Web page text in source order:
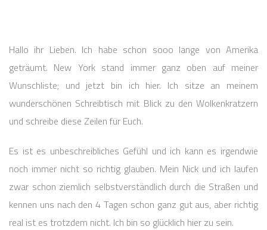
Hallo ihr Lieben. Ich habe schon sooo lange von Amerika
geträumt. New York stand immer ganz oben auf meiner
Wunschliste; und jetzt bin ich hier. Ich sitze an meinem
wunderschönen Schreibtisch mit Blick zu den Wolkenkratzern
und schreibe diese Zeilen für Euch.
Es ist es unbeschreibliches Gefühl und ich kann es irgendwie
noch immer nicht so richtig glauben. Mein Nick und ich laufen
zwar schon ziemlich selbstverständlich durch die Straßen und
kennen uns nach den 4 Tagen schon ganz gut aus, aber richtig
real ist es trotzdem nicht. Ich bin so glücklich hier zu sein.